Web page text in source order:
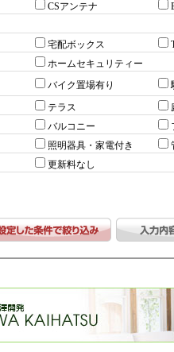
CSアンテナ
宅配ボックス
ホームセキュリティー
バイク置場有り
テラス
バルコニー
照明器具・家電付き
更新料なし